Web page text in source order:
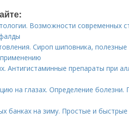
Возможности современных
Сироп шиповника, полезные
Антигистаминные препараты при
на глазах. Определение болезни.
банках на зиму. Простые и